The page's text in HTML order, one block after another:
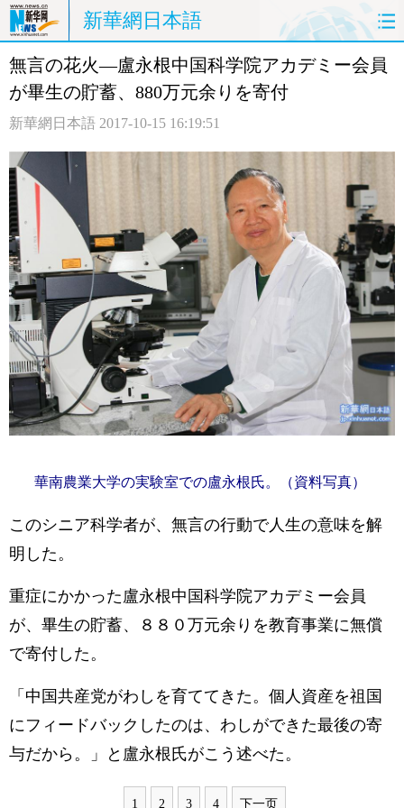
新華網日本語
ホームページ 政治 経済
観光
中日対訳
無言の花火―盧永根中国科学院アカデミー会員
が畢生の貯蓄、880万元余りを寄付
新華網日本語 2017-10-15 16:19:51
華南農業大学の実験室での盧永根氏。（資料写真）
このシニア科学者が、無言の行動で人生の意味を解
明した。
重症にかかった盧永根中国科学院アカデミー会員
が、畢生の貯蓄、８８０万元余りを教育事業に無償
で寄付した。
「中国共産党がわしを育ててきた。個人資産を祖国
にフィードバックしたのは、わしができた最後の寄
与だから。」と盧永根氏がこう述べた。
1 2 3 4 下一页